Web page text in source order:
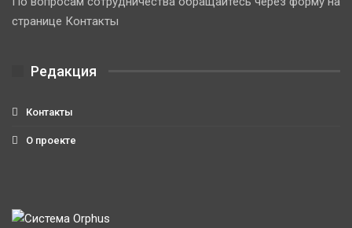
странице Контакты
Редакция
Контакты
О проекте